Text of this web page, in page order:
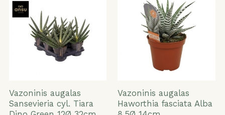
Vazoninis augalas
Sansevieria cyl. Tiara
Vazoninis augalas
Haworthia fasciata Alba